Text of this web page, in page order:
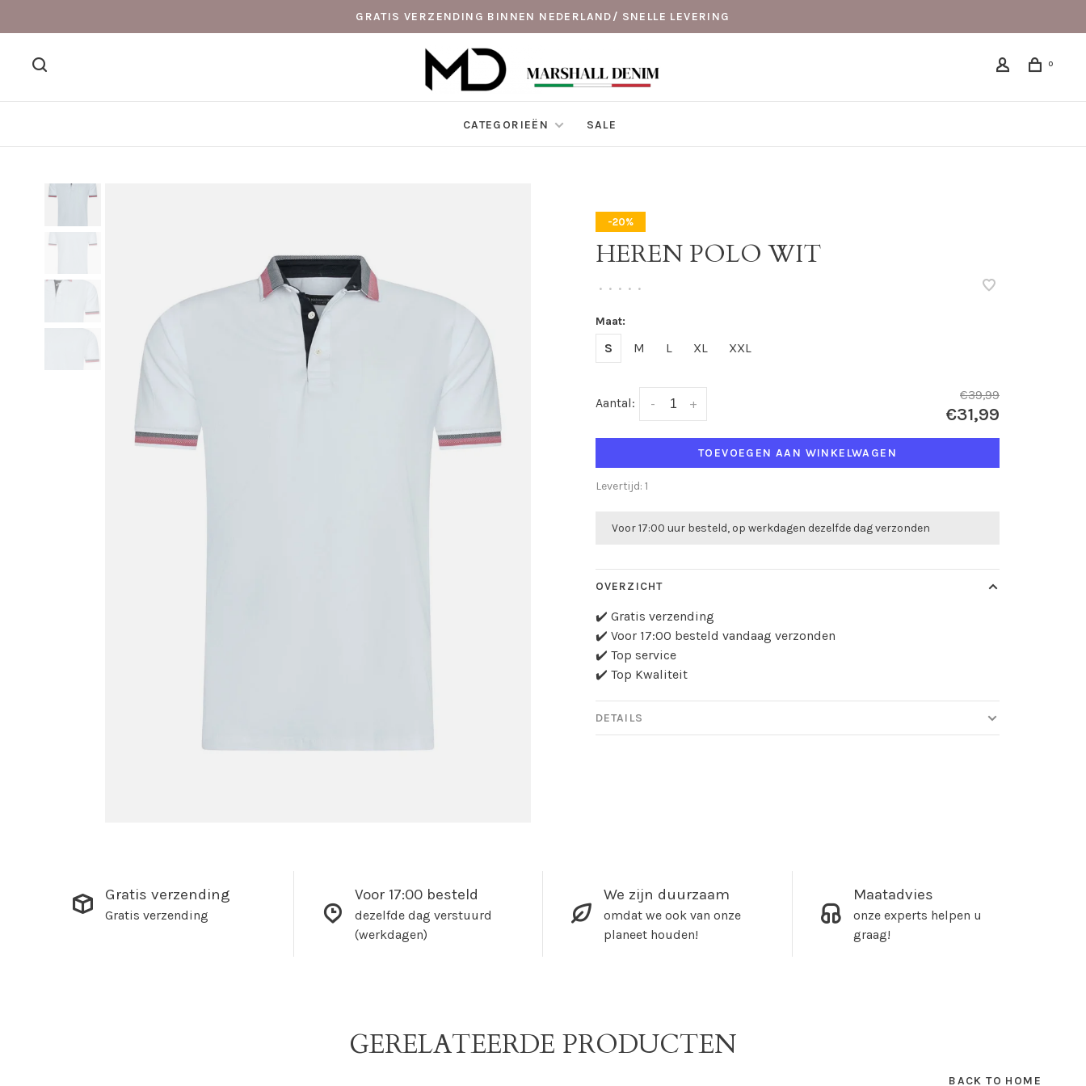
GRATIS VERZENDING BINNEN NEDERLAND/ SNELLE LEVERING
0
CATEGORIEËN SALE
-20%
HEREN POLO WIT
• • • • •
Maat:
S M L XL XXL
Aantal: +
-
€39,99
€31,99
TOEVOEGEN AAN WINKELWAGEN
Levertijd: 1
Voor 17:00 uur besteld, op werkdagen dezelfde dag verzonden
OVERZICHT
✔️ Gratis verzending
✔️ Voor 17:00 besteld vandaag verzonden
✔️ Top service
✔️ Top Kwaliteit
DETAILS
Gratis verzending
Gratis verzending
Voor 17:00 besteld
dezelfde dag verstuurd
(werkdagen)
We zijn duurzaam
omdat we ook van onze
planeet houden!
Maatadvies
onze experts helpen u
graag!
GERELATEERDE PRODUCTEN
BACK TO HOME